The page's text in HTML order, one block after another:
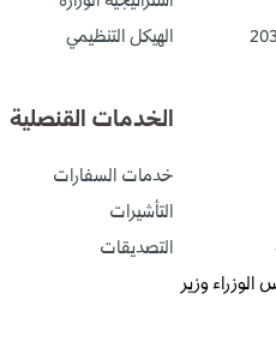
الهيكل التنظيمي
وزير
الخدمات القنصلية
خدمات السفارات
التأشيرات
التصديقات